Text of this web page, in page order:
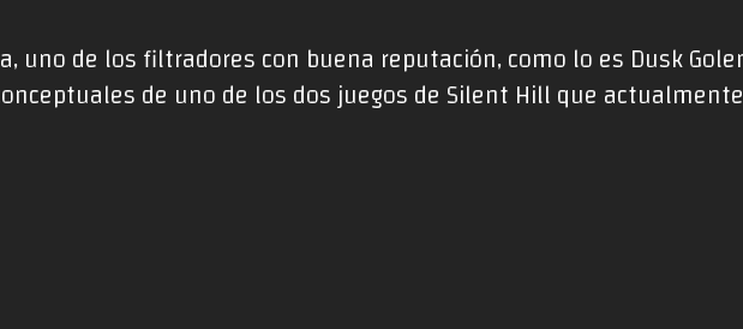
uno de los filtradores con buena reputación, como lo es Dusk
de uno de los dos juegos de Silent Hill que actualmente